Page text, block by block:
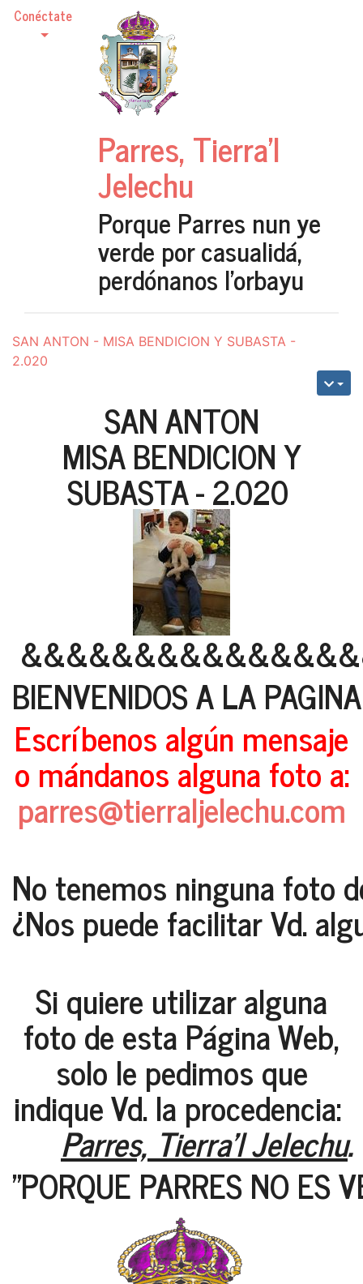
Conéctate
Parres, Tierra'l
Jelechu
Porque Parres nun ye
verde por casualidá,
perdónanos l'orbayu
SAN ANTON - MISA BENDICION Y SUBASTA -
2.020
SAN ANTON
MISA BENDICION Y
SUBASTA - 2.020
BIENVENIDOS A LA
Escríbenos algún mensaje
o mándanos alguna foto a:
parres@tierraljelechu.com
No tenemos ninguna foto
¿Nos puede facilitar Vd.
Si quiere utilizar alguna
foto de esta Página Web,
solo le pedimos que
indique Vd. la procedencia:
Parres, Tierra'l Jelechu.
"PORQUE PARRES NO ES